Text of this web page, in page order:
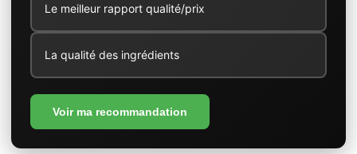
Le meilleur rapport qualité/prix
La qualité des ingrédients
Voir ma recommandation